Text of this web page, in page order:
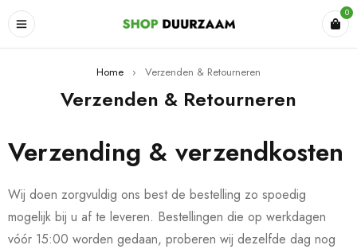
0
Home › Verzenden & Retourneren
Verzenden & Retourneren
Verzending & verzendkosten
Wij doen zorgvuldig ons best de bestelling zo spoedig
mogelijk bij u af te leveren. Bestellingen die op werkdagen
vóór 15:00 worden gedaan, proberen wij dezelfde dag nog